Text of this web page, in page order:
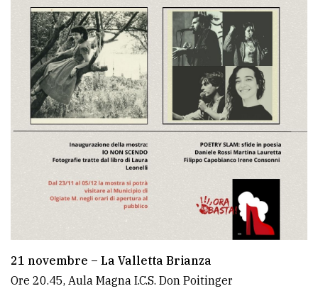
21 novembre – La Valletta Brianza
Ore 20.45, Aula Magna I.C.S. Don Poitinger